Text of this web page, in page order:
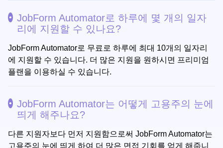
JobForm Automator로 하루에 몇 개의 일자
리에 지원할 수 있나요?
JobForm Automator로 무료로 하루에 최대 10개의 일자리
에 지원할 수 있습니다. 더 많은 지원을 원하시면 프리미엄
플랜을 이용하실 수 있습니다.
JobForm Automator는 어떻게 고용주의 눈에
띄게 해주나요?
다른 지원자보다 먼저 지원함으로써 JobForm Automator는
고용주의 눈에 띄게 하여 더 많은 면접 기회를 얻게 해줍니